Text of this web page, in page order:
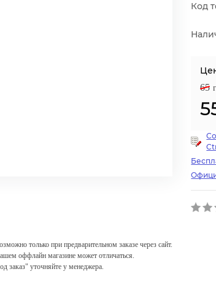
Код
65
только при предварительном заказе через сайт.
оффлайн магазине может отличаться.
заказ" уточняйте у менеджера.